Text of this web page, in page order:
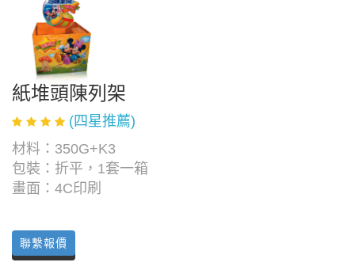
紙堆頭陳列架
(四星推薦)
材料：350G+K3
包裝：折平，1套一箱
畫面：4C印刷
聯繫報價